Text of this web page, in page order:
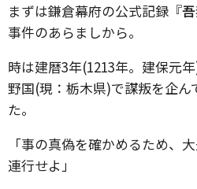
まずは鎌倉幕府の公式記録『
事件のあらましから。
時は建暦3年(1213年。建保元
野国(現：栃木県)で謀叛を企ん
た。
「事の真偽を確かめるため、
連行せよ」